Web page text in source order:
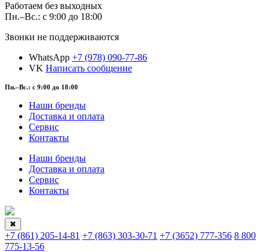
Работаем без выходных
Пн.–Вс.: с 9:00 до 18:00
Звонки не поддерживаются
WhatsApp +7 (978) 090-77-86
VK Написать сообщение
Пн.–Вс.: с 9:00 до 18:00
Наши бренды
Доставка и оплата
Сервис
Контакты
Наши бренды
Доставка и оплата
Сервис
Контакты
✖
+7 (861) 205-14-81 +7 (863) 303-30-71 +7 (3652) 777-356 8 800
775-13-56